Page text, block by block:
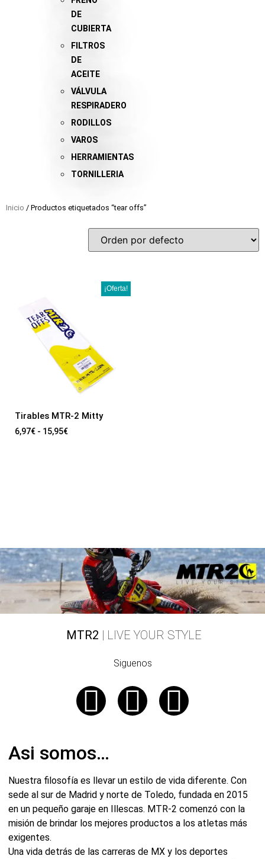
DE
CUBIERTA
FILTROS
DE
ACEITE
VÁLVULA
RESPIRADERO
RODILLOS
VAROS
HERRAMIENTAS
TORNILLERIA
Inicio / Productos etiquetados “tear offs”
¡Oferta!
Tirables MTR-2 Mitty
6,97€ - 15,95€
MTR2 | LIVE YOUR STYLE
Siguenos
Asi somos…
Nuestra filosofía es llevar un estilo de vida diferente. Con
sede al sur de Madrid y norte de Toledo, fundada en 2015
en un pequeño garaje en Illescas. MTR-2 comenzó con la
misión de brindar los mejores productos a los atletas más
exigentes.
Una vida detrás de las carreras de MX y los deportes